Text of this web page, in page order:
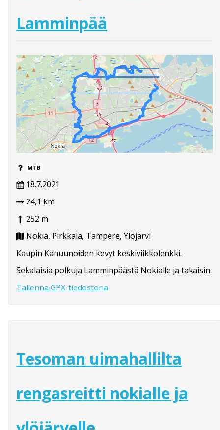
Lamminpää
MTB
18.7.2021
24,1 km
252 m
Nokia, Pirkkala, Tampere, Ylöjärvi
Kaupin Kanuunoiden kevyt keskiviikkolenkki.
Sekalaisia polkuja Lamminpäästä Nokialle ja takaisin.
Tallenna GPX-tiedostona
Tesoman uimahallilta
rengasreitti nokialle ja